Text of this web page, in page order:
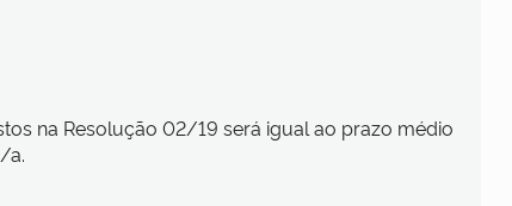
na Resolução 02/19 será igual ao prazo médio
a.